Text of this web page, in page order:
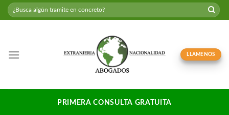
Skip
to
LLAMENOS
PRIMERA CONSULTA GRATUITA